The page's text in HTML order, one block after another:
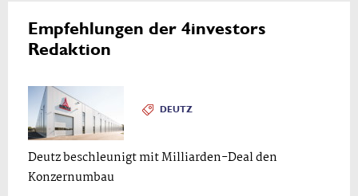
Empfehlungen der 4investors
Redaktion
DEUTZ
Deutz beschleunigt mit Milliarden-Deal den
Konzernumbau